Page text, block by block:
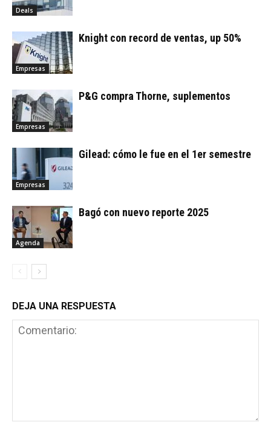
Deals
Empresas
Knight con record de ventas, up 50%
Empresas
P&G compra Thorne, suplementos
Empresas
Gilead: cómo le fue en el 1er semestre
Agenda
Bagó con nuevo reporte 2025
DEJA UNA RESPUESTA